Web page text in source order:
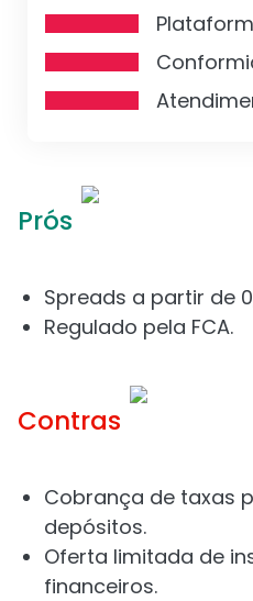
Prós
Spreads a partir de
Regulado pela FCA.
Contras
Cobrança de taxas
depósitos.
Oferta limitada de
financeiros.